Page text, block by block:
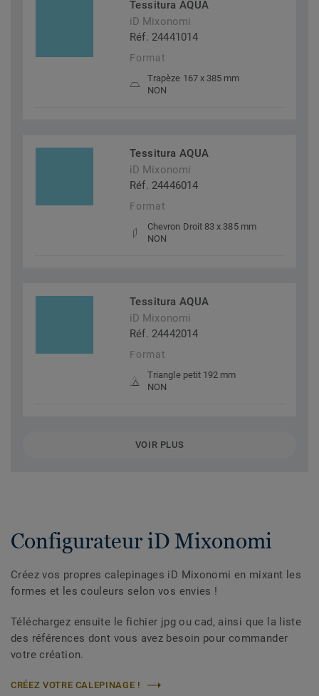
Tessitura AQUA
iD Mixonomi
Réf. 24441014
Format
Trapèze 167 x 385 mm
NON
Tessitura AQUA
iD Mixonomi
Réf. 24446014
Format
Chevron Droit 83 x 385 mm
NON
Tessitura AQUA
iD Mixonomi
Réf. 24442014
Format
Triangle petit 192 mm
NON
VOIR PLUS
Configurateur iD Mixonomi
Créez vos propres calepinages iD Mixonomi en mixant les
formes et les couleurs selon vos envies !
Téléchargez ensuite le fichier jpg ou cad, ainsi que la liste
des références dont vous avez besoin pour commander
votre création.
CRÉEZ VOTRE CALEPINAGE !